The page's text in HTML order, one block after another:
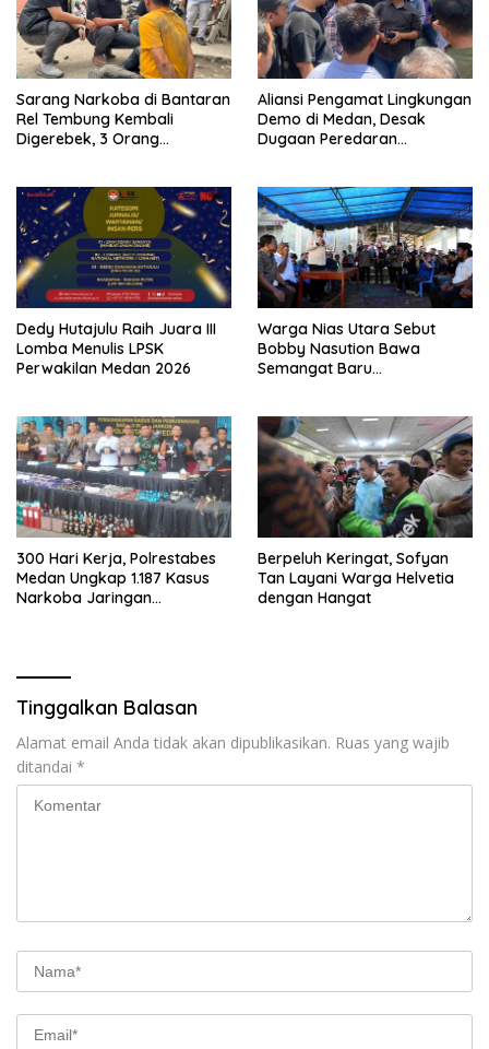
Sarang Narkoba di Bantaran
Rel Tembung Kembali
Digerebek, 3 Orang
Aliansi Pengamat Lingkungan
Demo di Medan, Desak
Dugaan Peredaran
Dedy Hutajulu Raih Juara III
Lomba Menulis LPSK
Perwakilan Medan 2026
Warga Nias Utara Sebut
Bobby Nasution Bawa
Semangat Baru
300 Hari Kerja, Polrestabes
Medan Ungkap 1.187 Kasus
Narkoba Jaringan
Berpeluh Keringat, Sofyan
Tan Layani Warga Helvetia
dengan Hangat
Tinggalkan Balasan
Alamat email Anda tidak akan dipublikasikan. Ruas yang wajib
ditandai *